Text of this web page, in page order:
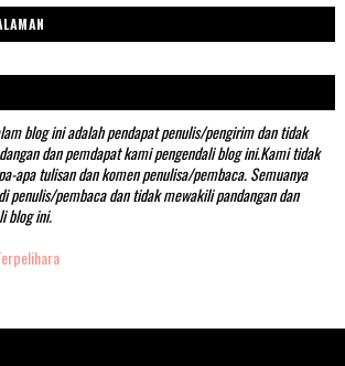
blog ini adalah pendapat penulis/pengirim dan tidak
dan pemdapat kami pengendali blog ini.Kami tidak
apa tulisan dan komen penulisa/pembaca. Semuanya
penulis/pembaca dan tidak mewakili pandangan dan
blog ini.